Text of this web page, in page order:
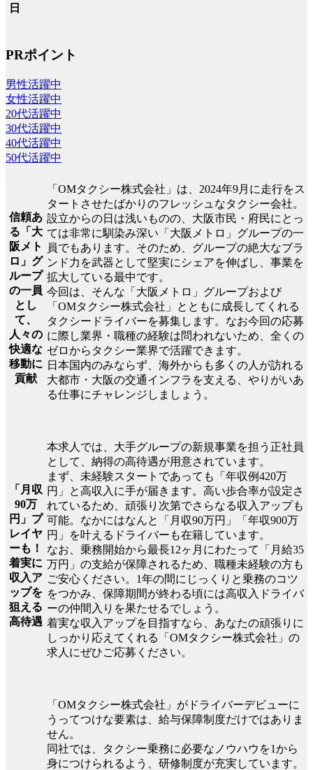
日
PRポイント
男性活躍中
女性活躍中
20代活躍中
30代活躍中
40代活躍中
50代活躍中
信頼あ
る「大
阪メト
ロ」グ
ループ
の一員
とし
て、
人々の
快適な
移動に
貢献
「OMタクシー株式会社」は、2024年9月に走行をス
タートさせたばかりのフレッシュなタクシー会社。
設立からの日は浅いものの、大阪市民・府民にとっ
ては非常に馴染み深い「大阪メトロ」グループの一
員でもあります。そのため、グループの絶大なブラ
ンド力を武器として堅実にシェアを伸ばし、事業を
拡大している最中です。
今回は、そんな「大阪メトロ」グループおよび
「OMタクシー株式会社」とともに成長してくれる
タクシードライバーを募集します。なお今回の応募
に際し業界・職種の経験は問われないため、全くの
ゼロからタクシー業界で活躍できます。
日本国内のみならず、海外からも多くの人が訪れる
大都市・大阪の交通インフラを支える、やりがいあ
る仕事にチャレンジしましょう。
「月収
90万
円」プ
レイヤ
ーも！
着実に
収入ア
ップを
狙える
高待遇
本求人では、大手グループの新規事業を担う正社員
として、納得の高待遇が用意されています。
まず、未経験スタートであっても「年収例420万
円」と高収入に手が届きます。高い歩合率が設定さ
れているため、頑張り次第でさらなる収入アップも
可能。なかにはなんと「月収90万円」「年収900万
円」を叶えるドライバーも在籍しています。
なお、乗務開始から最長12ヶ月にわたって「月給35
万円」の支給が保障されるため、職種未経験の方も
ご安心ください。1年の間にじっくりと乗務のコツ
をつかみ、保障期間が終わる頃には高収入ドライバ
ーの仲間入りを果たせるでしょう。
着実な収入アップを目指すなら、あなたの頑張りに
しっかり応えてくれる「OMタクシー株式会社」の
求人にぜひご応募ください。
「OMタクシー株式会社」がドライバーデビューに
うってつけな要素は、給与保障制度だけではありま
せん。
同社では、タクシー乗務に必要なノウハウを1から
身につけられるよう、研修制度が充実しています。